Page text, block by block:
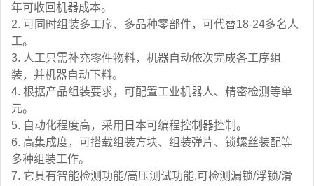
年可收回机器成本。
2. 可同时组装多工序、多品种零部件，可代替18-24多名人
工。
3. 人工只需补充零件物料，机器自动依次完成各工序组
装，并机器自动下料。
4. 根据产品组装要求，可配置工业机器人、精密检测等单
元。
5. 自动化程度高，采用日本可编程控制器控制。
6. 高集成度，可搭载组装方块、组装弹片、锁螺丝装配等
多种组装工作。
7. 它具有智能检测功能/高压测试功能,可检测漏锁/浮锁/滑